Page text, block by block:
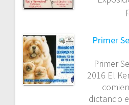
Primer
Primer
2016 El
dictando